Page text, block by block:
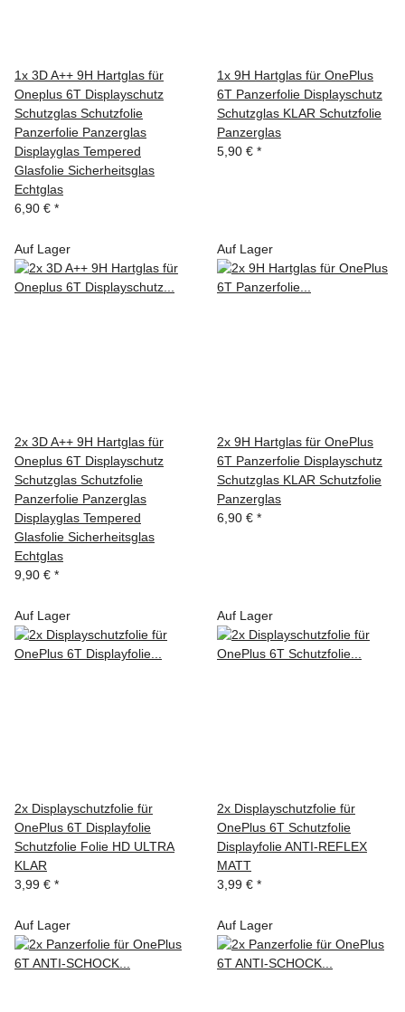
1x 3D A++ 9H Hartglas für
Oneplus 6T Displayschutz
Schutzglas Schutzfolie
Panzerfolie Panzerglas
Displayglas Tempered
Glasfolie Sicherheitsglas
Echtglas
6,90 € *
1x 9H Hartglas für OnePlus
6T Panzerfolie Displayschutz
Schutzglas KLAR Schutzfolie
Panzerglas
5,90 € *
Auf Lager
2x 3D A++ 9H Hartglas für
Oneplus 6T Displayschutz
Schutzglas Schutzfolie
Panzerfolie Panzerglas
Displayglas Tempered
Glasfolie Sicherheitsglas
Echtglas
9,90 € *
Auf Lager
2x 9H Hartglas für OnePlus
6T Panzerfolie Displayschutz
Schutzglas KLAR Schutzfolie
Panzerglas
6,90 € *
Auf Lager
2x Displayschutzfolie für
OnePlus 6T Displayfolie
Schutzfolie Folie HD ULTRA
KLAR
3,99 € *
Auf Lager
2x Displayschutzfolie für
OnePlus 6T Schutzfolie
Displayfolie ANTI-REFLEX
MATT
3,99 € *
Auf Lager Auf Lager